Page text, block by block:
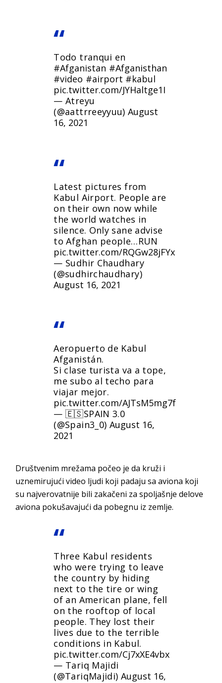
Todo tranqui en
#Afganistan #Afganisthan
#video #airport #kabul
pic.twitter.com/JYHaltge1I
— Atreyu
(@aattrreeyyuu)August
16, 2021
Latest pictures from
Kabul Airport. People are
on their own now while
the world watches in
silence. Only sane advise
to Afghan people…RUN
pic.twitter.com/RQGw28jFYx
— Sudhir Chaudhary
(@sudhirchaudhary)
August 16, 2021
Aeropuerto de Kabul
Afganistán.
Si clase turista va a tope,
me subo al techo para
viajar mejor.
pic.twitter.com/AJTsM5mg7f
— 🇪🇸SPAIN 3.0
(@Spain3_0) August 16,
2021
Društvenim mrežama počeo je da kruži i
uznemirujući video ljudi koji padaju sa aviona koji
su najverovatnije bili zakačeni za spoljašnje delove
aviona pokušavajući da pobegnu iz zemlje.
Three Kabul residents
who were trying to leave
the country by hiding
next to the tire or wing
of an American plane, fell
on the rooftop of local
people. They lost their
lives due to the terrible
conditions in Kabul.
pic.twitter.com/Cj7xXE4vbx
— Tariq Majidi
(@TariqMajidi) August 16,